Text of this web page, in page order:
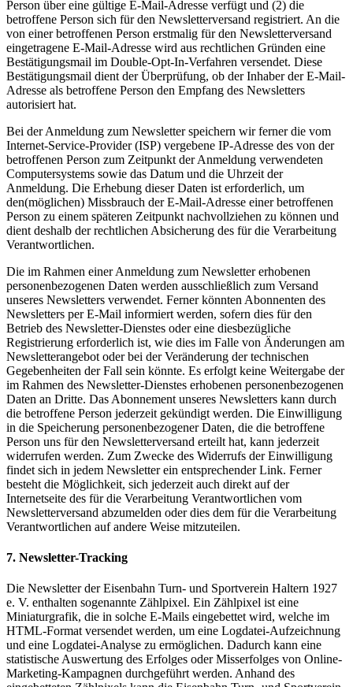
Person über eine gültige E-Mail-Adresse verfügt und (2) die
betroffene Person sich für den Newsletterversand registriert. An die
von einer betroffenen Person erstmalig für den Newsletterversand
eingetragene E-Mail-Adresse wird aus rechtlichen Gründen eine
Bestätigungsmail im Double-Opt-In-Verfahren versendet. Diese
Bestätigungsmail dient der Überprüfung, ob der Inhaber der E-Mail-
Adresse als betroffene Person den Empfang des Newsletters
autorisiert hat.
Bei der Anmeldung zum Newsletter speichern wir ferner die vom
Internet-Service-Provider (ISP) vergebene IP-Adresse des von der
betroffenen Person zum Zeitpunkt der Anmeldung verwendeten
Computersystems sowie das Datum und die Uhrzeit der
Anmeldung. Die Erhebung dieser Daten ist erforderlich, um
den(möglichen) Missbrauch der E-Mail-Adresse einer betroffenen
Person zu einem späteren Zeitpunkt nachvollziehen zu können und
dient deshalb der rechtlichen Absicherung des für die Verarbeitung
Verantwortlichen.
Die im Rahmen einer Anmeldung zum Newsletter erhobenen
personenbezogenen Daten werden ausschließlich zum Versand
unseres Newsletters verwendet. Ferner könnten Abonnenten des
Newsletters per E-Mail informiert werden, sofern dies für den
Betrieb des Newsletter-Dienstes oder eine diesbezügliche
Registrierung erforderlich ist, wie dies im Falle von Änderungen am
Newsletterangebot oder bei der Veränderung der technischen
Gegebenheiten der Fall sein könnte. Es erfolgt keine Weitergabe der
im Rahmen des Newsletter-Dienstes erhobenen personenbezogenen
Daten an Dritte. Das Abonnement unseres Newsletters kann durch
die betroffene Person jederzeit gekündigt werden. Die Einwilligung
in die Speicherung personenbezogener Daten, die die betroffene
Person uns für den Newsletterversand erteilt hat, kann jederzeit
widerrufen werden. Zum Zwecke des Widerrufs der Einwilligung
findet sich in jedem Newsletter ein entsprechender Link. Ferner
besteht die Möglichkeit, sich jederzeit auch direkt auf der
Internetseite des für die Verarbeitung Verantwortlichen vom
Newsletterversand abzumelden oder dies dem für die Verarbeitung
Verantwortlichen auf andere Weise mitzuteilen.
7. Newsletter-Tracking
Die Newsletter der Eisenbahn Turn- und Sportverein Haltern 1927
e. V. enthalten sogenannte Zählpixel. Ein Zählpixel ist eine
Miniaturgrafik, die in solche E-Mails eingebettet wird, welche im
HTML-Format versendet werden, um eine Logdatei-Aufzeichnung
und eine Logdatei-Analyse zu ermöglichen. Dadurch kann eine
statistische Auswertung des Erfolges oder Misserfolges von Online-
Marketing-Kampagnen durchgeführt werden. Anhand des